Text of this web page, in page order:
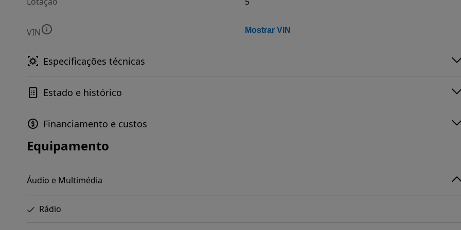
VIN Mostrar VIN
Especificações técnicas
Estado e histórico
Financiamento e custos
Equipamento
Áudio e Multimédia
Rádio